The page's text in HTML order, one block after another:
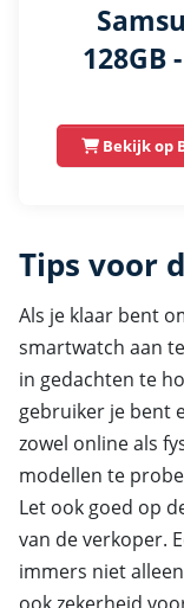
128GB
Bekijk op
Tips voor
Als je klaar bent
smartwatch aan
in gedachten te
gebruiker je bent
zowel online als
modellen te
Let ook goed op
van de verkoper.
immers niet